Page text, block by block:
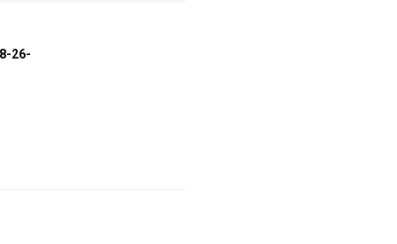
26-